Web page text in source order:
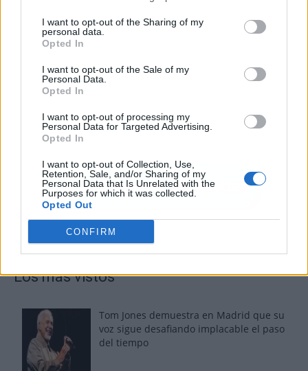
I want to opt-out of the Sharing of my
personal data.
Opted In
I want to opt-out of the Sale of my
Personal Data.
Opted In
I want to opt-out of processing my
Personal Data for Targeted Advertising.
Opted In
I want to opt-out of Collection, Use,
Retention, Sale, and/or Sharing of my
Personal Data that Is Unrelated with the
Purposes for which it was collected.
Opted Out
CONFIRM
Los más vistos
Tom Jones demuestra en Madrid que su
voz sigue desafiando implacable el paso
del tiempo